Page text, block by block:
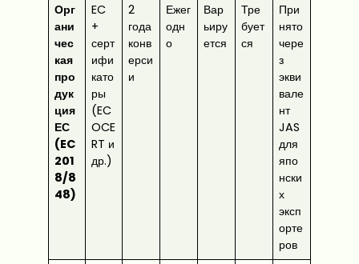
Орг
ани
чес
кая
про
дук
ция
ЕС
(EC
201
8/8
48)
EC
+
серт
ифи
като
ры
(EC
OCE
RT и
др.)
2
года
конв
ерси
и
Ежег
одн
о
Вар
ьиру
ется
Тре
бует
ся
При
нято
чере
з
экви
вале
нт
JAS
для
япо
нски
х
эксп
орте
ров